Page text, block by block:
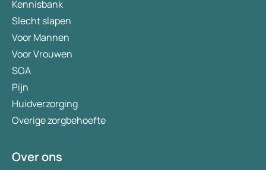
Kennisbank
Slecht slapen
Voor Mannen
Voor Vrouwen
SOA
Pijn
Huidverzorging
Overige zorgbehoefte
Over ons